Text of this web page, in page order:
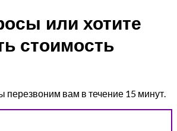
или хотите
стоимость
перезвоним вам в течение 15 минут.